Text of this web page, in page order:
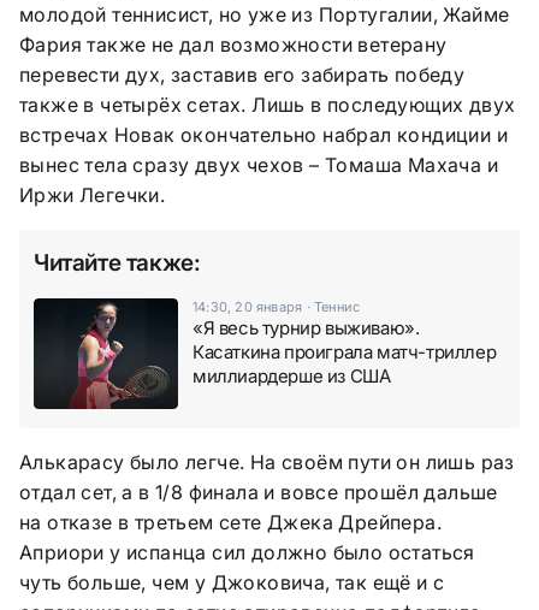
молодой теннисист, но уже из Португалии, Жайме
Фария также не дал возможности ветерану
перевести дух, заставив его забирать победу
также в четырёх сетах. Лишь в последующих двух
встречах Новак окончательно набрал кондиции и
вынес тела сразу двух чехов – Томаша Махача и
Иржи Легечки.
Читайте также:
14:30, 20 января · Теннис
«Я весь турнир выживаю».
Касаткина проиграла матч-триллер
миллиардерше из США
Алькарасу было легче. На своём пути он лишь раз
отдал сет, а в 1/8 финала и вовсе прошёл дальше
на отказе в третьем сете Джека Дрейпера.
Априори у испанца сил должно было остаться
чуть больше, чем у Джоковича, так ещё и с